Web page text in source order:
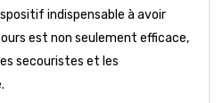
indispensable à avoir
est non seulement efficace,
secouristes et les